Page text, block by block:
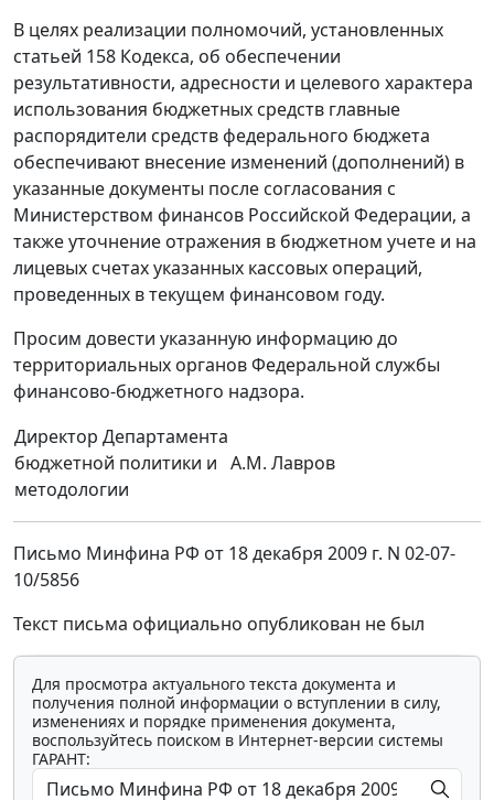
В целях реализации полномочий, установленных
статьей 158 Кодекса, об обеспечении
результативности, адресности и целевого характера
использования бюджетных средств главные
распорядители средств федерального бюджета
обеспечивают внесение изменений (дополнений) в
указанные документы после согласования с
Министерством финансов Российской Федерации, а
также уточнение отражения в бюджетном учете и на
лицевых счетах указанных кассовых операций,
проведенных в текущем финансовом году.
Просим довести указанную информацию до
территориальных органов Федеральной службы
финансово-бюджетного надзора.
Директор Департамента
бюджетной политики и
методологии
A.M. Лавров
Письмо Минфина РФ от 18 декабря 2009 г. N 02-07-
10/5856
Текст письма официально опубликован не был
Для просмотра актуального текста документа и
получения полной информации о вступлении в силу,
изменениях и порядке применения документа,
воспользуйтесь поиском в Интернет-версии системы
ГАРАНТ: